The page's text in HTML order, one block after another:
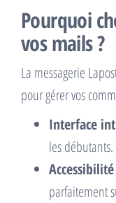
Pourquoi
vos mails ?
La messagerie
pour gérer vos
Interface
les débutants.
parfaitement